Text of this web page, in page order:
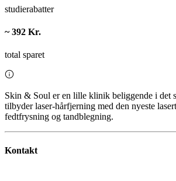
studierabatter
~ 392 Kr.
total sparet
Skin & Soul er en lille klinik beliggende i det
tilbyder laser-hårfjerning med den nyeste
fedtfrysning og tandblegning.
Kontakt